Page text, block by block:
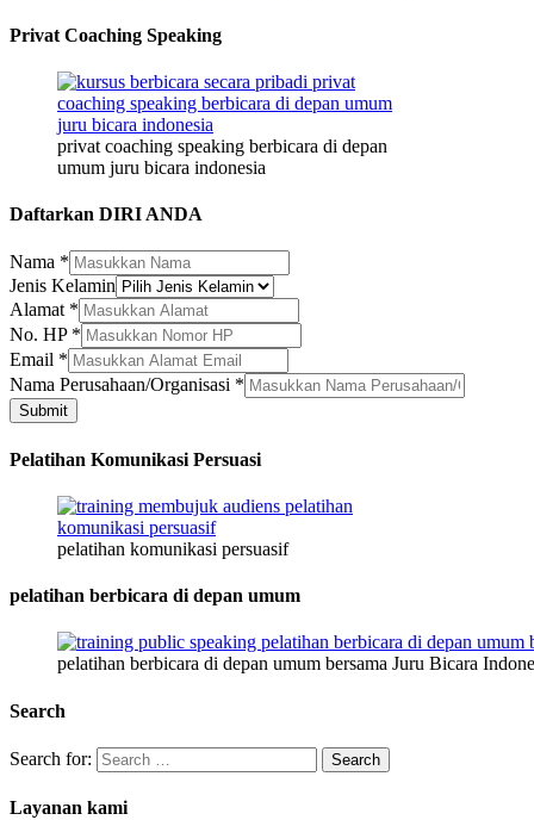
Privat Coaching Speaking
privat coaching speaking berbicara di depan
umum juru bicara indonesia
Daftarkan DIRI ANDA
Nama *
Jenis Kelamin
Alamat *
Email
Nama
Nama
No. HP *
Email *
Nama Perusahaan/Organisasi *
Submit
Pelatihan Komunikasi Persuasi
pelatihan komunikasi persuasif
pelatihan berbicara di depan umum
pelatihan berbicara di depan umum bersama Juru Bicara
Search
Search for:
Layanan kami